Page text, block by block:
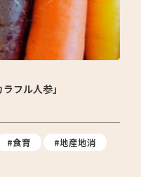
フル人参」
#食育
#地産地消